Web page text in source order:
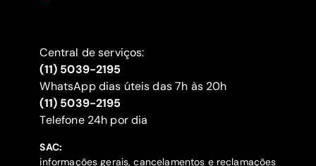
Central de serviços:
(11) 5039-2195
WhatsApp dias úteis das 7h às 20h
(11) 5039-2195
‍Telefone 24h por dia
SAC:
informações gerais, cancelamentos e reclamações